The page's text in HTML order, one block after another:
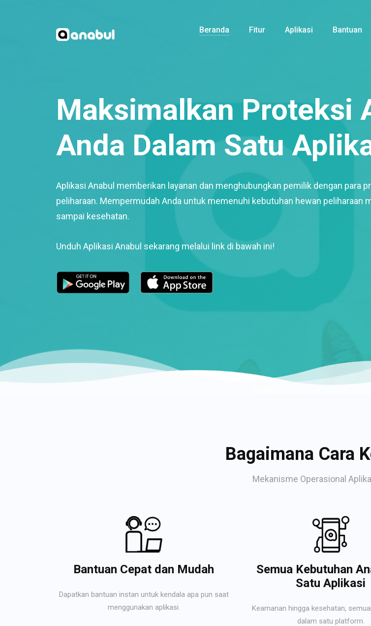
Beranda Fitur Aplikasi Bantuan
Maksimalkan Proteksi
Anda Dalam Satu
Aplikasi Anabul memberikan layanan dan menghubungkan pemilik dengan para
peliharaan. Mempermudah Anda untuk memenuhi kebutuhan hewan peliharaan
sampai kesehatan.
Unduh Aplikasi Anabul sekarang melalui link di bawah ini!
Bagaimana Cara
Mekanisme Operasional
Bantuan Cepat dan Mudah
Dapatkan bantuan instan untuk kendala apa pun saat
menggunakan aplikasi.
Semua Kebutuhan
Satu Aplikasi
Keamanan hingga kesehatan,
dalam satu platform.